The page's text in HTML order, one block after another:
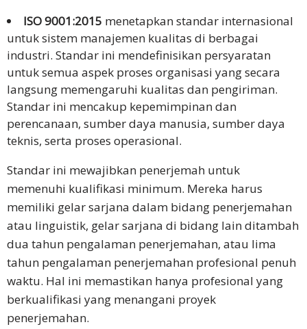
ISO 9001:2015 menetapkan standar internasional
untuk sistem manajemen kualitas di berbagai
industri. Standar ini mendefinisikan persyaratan
untuk semua aspek proses organisasi yang secara
langsung memengaruhi kualitas dan pengiriman.
Standar ini mencakup kepemimpinan dan
perencanaan, sumber daya manusia, sumber daya
teknis, serta proses operasional.
Standar ini mewajibkan penerjemah untuk
memenuhi kualifikasi minimum. Mereka harus
memiliki gelar sarjana dalam bidang penerjemahan
atau linguistik, gelar sarjana di bidang lain ditambah
dua tahun pengalaman penerjemahan, atau lima
tahun pengalaman penerjemahan profesional penuh
waktu. Hal ini memastikan hanya profesional yang
berkualifikasi yang menangani proyek
penerjemahan.